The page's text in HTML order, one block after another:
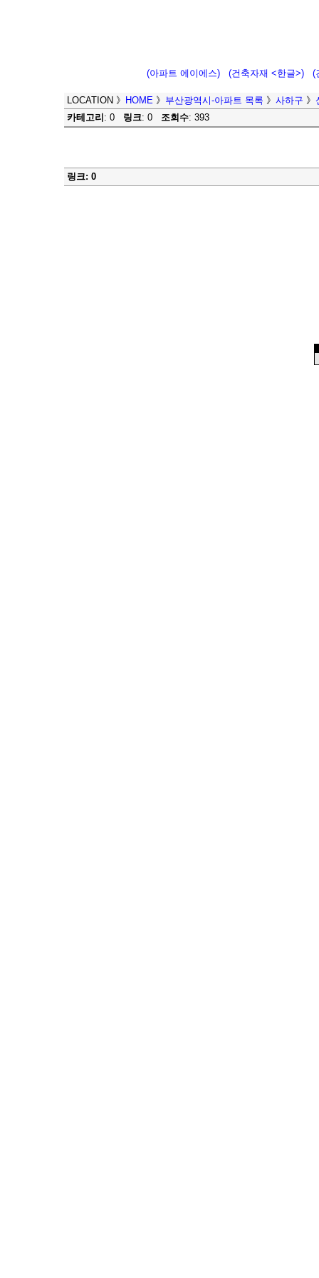
(아파트 에이에스) (건축자재 <한글>) (
LOCATION 》 HOME 》 부산광역시-아파트 목록 》 사하구 》
카테고리 : 0 링크: 0 조회수: 393
링크: 0